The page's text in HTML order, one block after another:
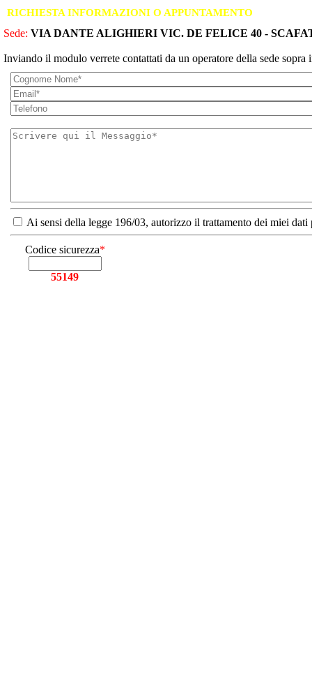
RICHIESTA INFORMAZIONI O APPUNTAMENTO
Sede: VIA DANTE ALIGHIERI VIC. DE FELICE 40 -
Inviando il modulo verrete contattati da un operatore della sede sopra
Ai sensi della legge 196/03, autorizzo il trattamento dei miei
Codice sicurezza*
55149